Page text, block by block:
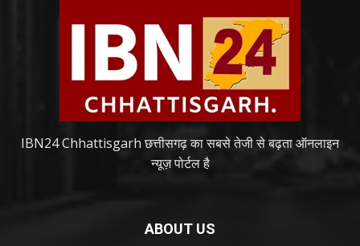
IBN24 Chhattisgarh छत्तीसगढ़ का सबसे तेजी से बढ़ता ऑनलाइन
न्यूज़ पोर्टल है
ABOUT US